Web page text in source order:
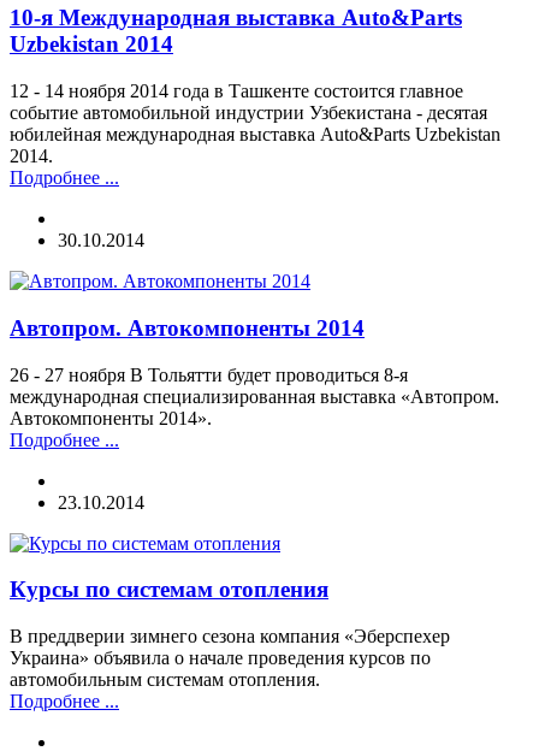
10-я Международная выставка Auto&Parts
Uzbekistan 2014
12 - 14 ноября 2014 года в Ташкенте состоится главное
событие автомобильной индустрии Узбекистана - десятая
юбилейная международная выставка Auto&Parts Uzbekistan
2014.
Подробнее ...
30.10.2014
Автопром. Автокомпоненты 2014
26 - 27 ноября В Тольятти будет проводиться 8-я
международная специализированная выставка «Автопром.
Автокомпоненты 2014».
Подробнее ...
23.10.2014
Курсы по системам отопления
В преддверии зимнего сезона компания «Эберспехер
Украина» объявила о начале проведения курсов по
автомобильным системам отопления.
Подробнее ...